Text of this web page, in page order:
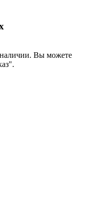
наличии. Вы можете